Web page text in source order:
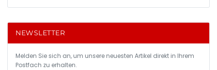
NEWSLETTER
Melden Sie sich an, um unsere neuesten Artikel direkt in Ihrem
Postfach zu erhalten.